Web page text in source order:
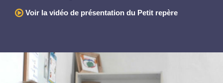
Voir la vidéo de présentation du Petit repère